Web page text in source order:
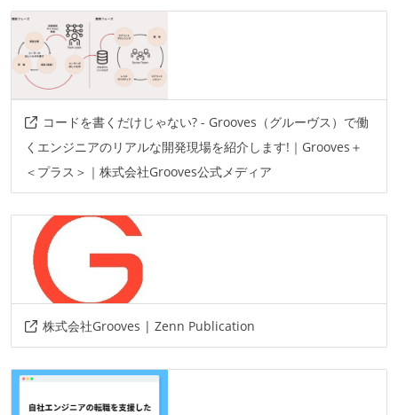
intercom
amazon-elb
twitter-bootstrap
docker
capybara
amazon-web-services
datadog
ansible circleci
pingdom
rspec
sentry
コードを書くだけじゃない? - Grooves（グルーヴス）で働
くエンジニアのリアルな開発現場を紹介します!｜Grooves＋
＜プラス＞｜株式会社Grooves公式メディア
株式会社Grooves | Zenn Publication